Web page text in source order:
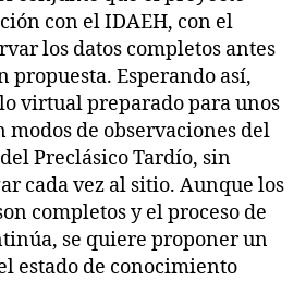
con el IDAEH, con el
los datos completos antes
propuesta. Esperando así,
virtual preparado para unos
modos de observaciones del
Preclásico Tardío, sin
cada vez al sitio. Aunque los
completos y el proceso de
se quiere proponer un
estado de conocimiento